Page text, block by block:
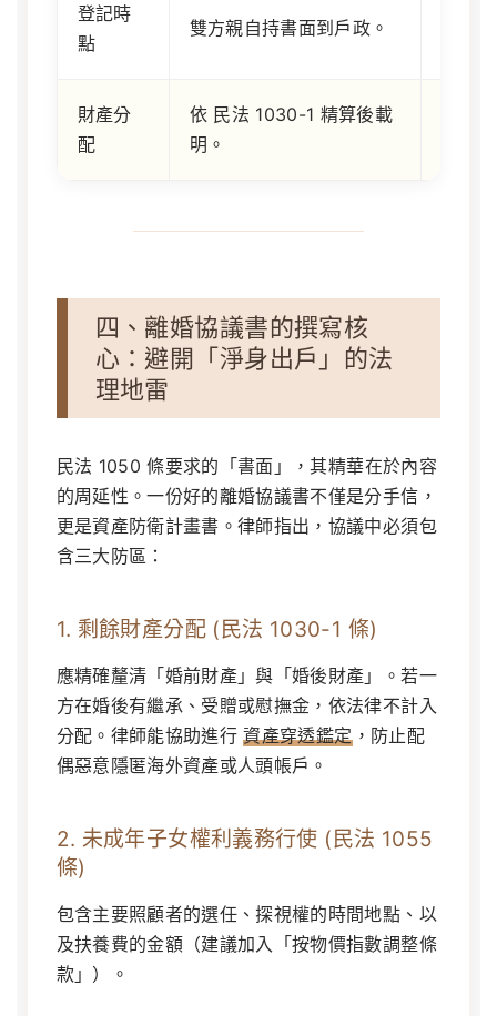
登記時
點
雙方親自持書面到戶政。
財產分
配
依 民法 1030-1 精算後載
明。
四、離婚協議書的撰寫核
心：避開「淨身出戶」的法
理地雷
民法 1050 條要求的「書面」，其精華在於內容
的周延性。一份好的離婚協議書不僅是分手信，
更是資產防衛計畫書。律師指出，協議中必須包
含三大防區：
1. 剩餘財產分配 (民法 1030-1 條)
應精確釐清「婚前財產」與「婚後財產」。若一
方在婚後有繼承、受贈或慰撫金，依法律不計入
分配。律師能協助進行資產穿透鑑定，防止配
偶惡意隱匿海外資產或人頭帳戶。
2. 未成年子女權利義務行使 (民法 1055
條)
包含主要照顧者的選任、探視權的時間地點、以
及扶養費的金額（建議加入「按物價指數調整條
款」）。